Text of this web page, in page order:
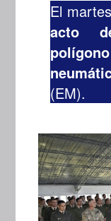
El
acto
(EM).